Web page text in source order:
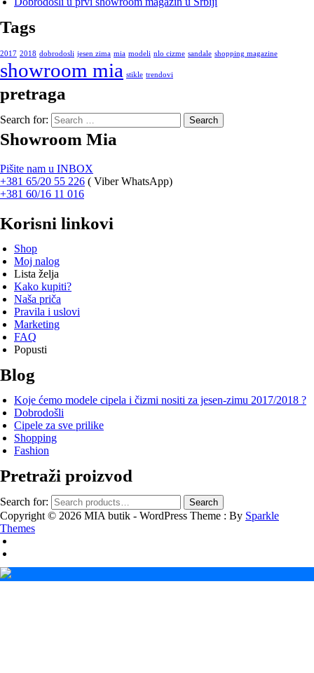
Tags
2017 2018 dobrodosli jesen zima mia modeli nlo cizme sandale shopping magazine
showroom mia stikle trendovi
pretraga
Search for:
Showroom Mia
Pišite nam u INBOX
+381 65/20 55 226 ( Viber WhatsApp)
+381 60/16 11 016
Korisni linkovi
Shop
Moj nalog
Lista želja
Kako kupiti?
Naša priča
Pravila i uslovi
Marketing
FAQ
Popusti
Blog
Koje ćemo modele cipela i čizmi nositi za jesen-zimu 2017/2018 ?
Dobrodošli
Cipele za sve prilike
Shopping
Fashion
Pretraži proizvod
Search for: Search
Copyright © 2026 MIA butik - WordPress Theme : By Sparkle
Themes